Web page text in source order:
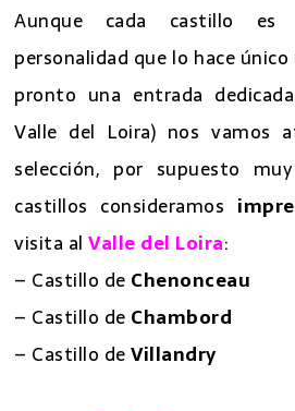
Aunque cada castillo
personalidad que lo hace
pronto una entrada
Valle del Loira) nos vamos
selección, por supuesto
castillos consideramos
visita al Valle del Loira:
– Castillo de Chenonceau
– Castillo de Chambord
– Castillo deVillandry